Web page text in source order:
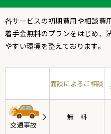
各サービスの初期費用や相談費
着手金無料のプランをはじめ、
やすい環境を整えております。
面談によるご相談
交通事故
無料